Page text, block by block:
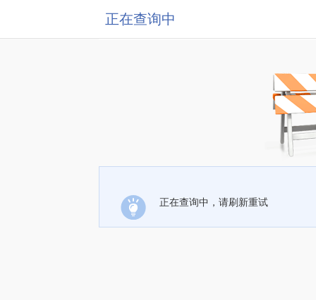
正在查询中
正在查询中，请刷新重试